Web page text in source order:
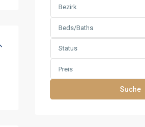
Bezirk
Beds/Baths
Status
Preis
Suche